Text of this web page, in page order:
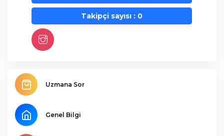
Takipçi sayısı : 0
Uzmana Sor
Genel Bilgi